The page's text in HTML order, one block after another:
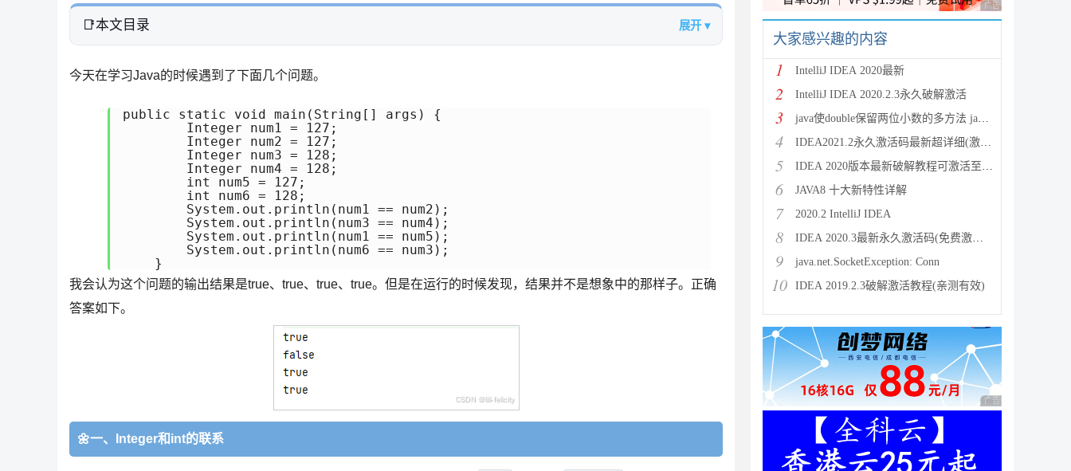
本文目录 展开 ▾
今天在学习Java的时候遇到了下面几个问题。
public static void main(String[] args) {
        Integer num1 = 127;
        Integer num2 = 127;
        Integer num3 = 128;
        Integer num4 = 128;
        int num5 = 127;
        int num6 = 128;
        System.out.println(num1 == num2);
        System.out.println(num3 == num4);
        System.out.println(num1 == num5);
        System.out.println(num6 == num3);
    }
我会认为这个问题的输出结果是true、true、true、true。但是在运行的时候发现，结果并不是想象中的那样子。正确
答案如下。
🌼一、Integer和int的联系
广告 商业广告，理性
大家感兴趣的内容
1 IntelliJ IDEA 2020最新
2 IntelliJ IDEA 2020.2.3永久破解激活
3 java使double保留两位小数的多方法 java保留两位
4 IDEA2021.2永久激活码最新超详细(激活到2099)
5 IDEA 2020版本最新破解教程可激活至2089
6 JAVA8 十大新特性详解
7 2020.2 IntelliJ IDEA
8 IDEA 2020.3最新永久激活码(免费激活到 209
9 java.net.SocketException: Conn
10 IDEA 2019.2.3破解激活教程(亲测有效)
广告 商业广告，理性